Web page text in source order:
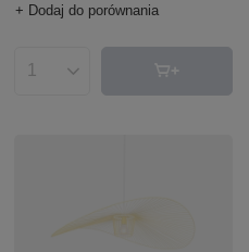
+ Dodaj do porównania
Ilość produktów